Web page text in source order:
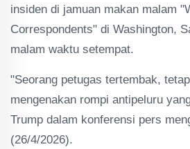
insiden di jamuan makan malam
Correspondents" di Washington,
malam waktu setempat.
"Seorang petugas tertembak,
mengenakan rompi antipeluru
Trump dalam konferensi pers
(26/4/2026).